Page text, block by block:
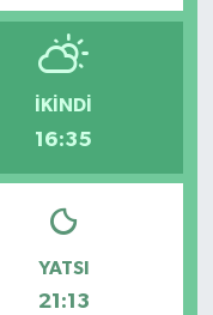
İKINDI
16:35
YATSI
21:13